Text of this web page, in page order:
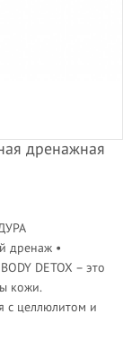
дренажная
дренаж •
DETOX – это
кожи.
с целлюлитом и